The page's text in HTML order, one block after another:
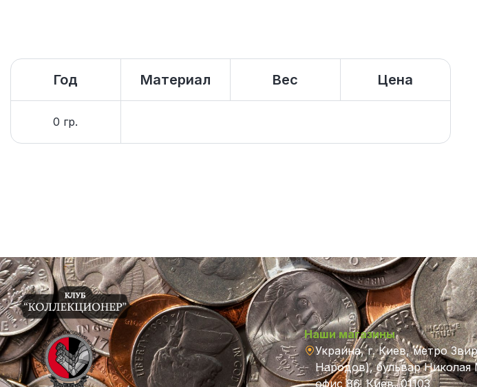
Год Материал Вес Цена
0 гр.
Наши магазины
Украина, г. Киев, метро
Народов), бульвар Николая
офис 86, Киев, 01103